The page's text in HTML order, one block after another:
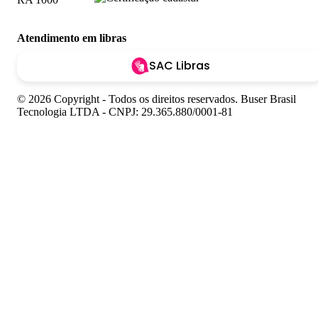
Atendimento em libras
SAC Libras
© 2026 Copyright - Todos os direitos reservados. Buser Brasil
Tecnologia LTDA - CNPJ: 29.365.880/0001-81